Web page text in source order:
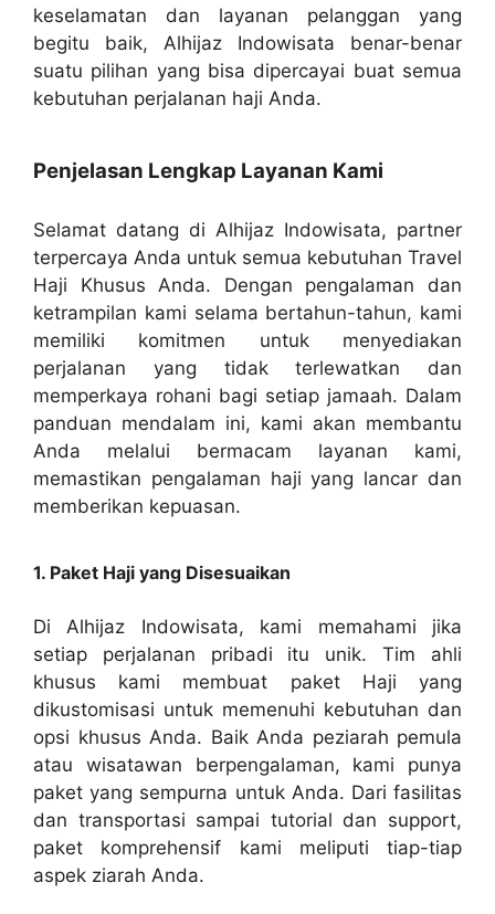
keselamatan dan layanan pelanggan yang
begitu baik, Alhijaz Indowisata benar-benar
suatu pilihan yang bisa dipercayai buat semua
kebutuhan perjalanan haji Anda.
Penjelasan Lengkap Layanan Kami
Selamat datang di Alhijaz Indowisata, partner
terpercaya Anda untuk semua kebutuhan Travel
Haji Khusus Anda. Dengan pengalaman dan
ketrampilan kami selama bertahun-tahun, kami
memiliki komitmen untuk menyediakan
perjalanan yang tidak terlewatkan dan
memperkaya rohani bagi setiap jamaah. Dalam
panduan mendalam ini, kami akan membantu
Anda melalui bermacam layanan kami,
memastikan pengalaman haji yang lancar dan
memberikan kepuasan.
1. Paket Haji yang Disesuaikan
Di Alhijaz Indowisata, kami memahami jika
setiap perjalanan pribadi itu unik. Tim ahli
khusus kami membuat paket Haji yang
dikustomisasi untuk memenuhi kebutuhan dan
opsi khusus Anda. Baik Anda peziarah pemula
atau wisatawan berpengalaman, kami punya
paket yang sempurna untuk Anda. Dari fasilitas
dan transportasi sampai tutorial dan support,
paket komprehensif kami meliputi tiap-tiap
aspek ziarah Anda.